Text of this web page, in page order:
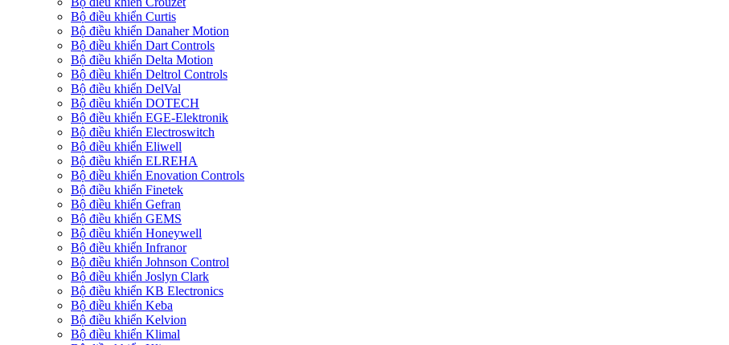
Bộ điều khiển Curtis
Bộ điều khiển Danaher Motion
Bộ điều khiển Dart Controls
Bộ điều khiển Delta Motion
Bộ điều khiển Deltrol Controls
Bộ điều khiển DelVal
Bộ điều khiển DOTECH
Bộ điều khiển EGE-Elektronik
Bộ điều khiển Electroswitch
Bộ điều khiển Eliwell
Bộ điều khiển ELREHA
Bộ điều khiển Enovation Controls
Bộ điều khiển Finetek
Bộ điều khiển Gefran
Bộ điều khiển GEMS
Bộ điều khiển Honeywell
Bộ điều khiển Infranor
Bộ điều khiển Johnson Control
Bộ điều khiển Joslyn Clark
Bộ điều khiển KB Electronics
Bộ điều khiển Keba
Bộ điều khiển Kelvion
Bộ điều khiển Klimal